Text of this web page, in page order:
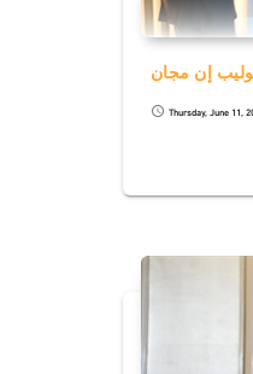
إن مجان
schedule Thursday, June 11,